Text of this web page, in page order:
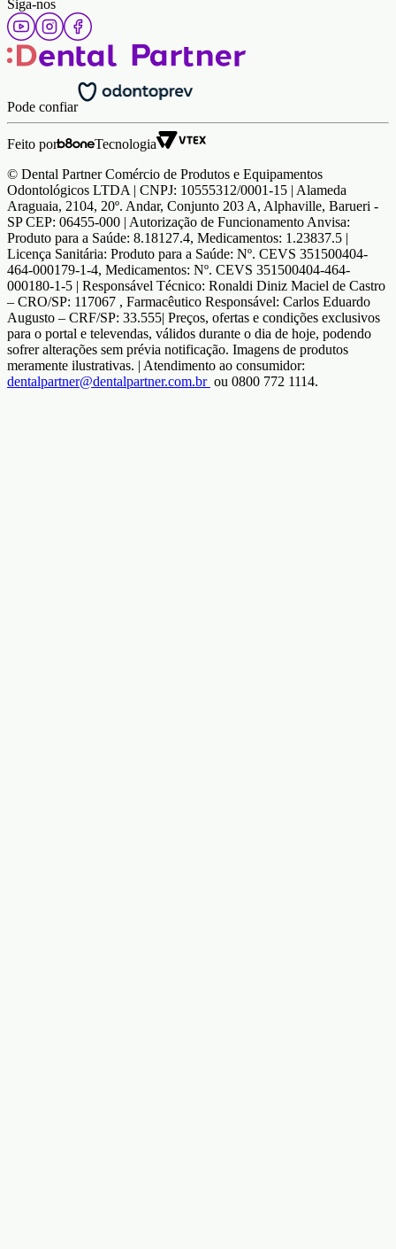
Siga-nos
Pode confiar
Feito por
Tecnologia
© Dental Partner Comércio de Produtos e Equipamentos
Odontológicos LTDA | CNPJ: 10555312/0001-15 | Alameda
Araguaia, 2104, 20º. Andar, Conjunto 203 A, Alphaville, Barueri -
SP CEP: 06455-000 | Autorização de Funcionamento Anvisa:
Produto para a Saúde: 8.18127.4, Medicamentos: 1.23837.5 |
Licença Sanitária: Produto para a Saúde: Nº. CEVS 351500404-
464-000179-1-4, Medicamentos: Nº. CEVS 351500404-464-
000180-1-5 | Responsável Técnico: Ronaldi Diniz Maciel de Castro
– CRO/SP: 117067 , Farmacêutico Responsável: Carlos Eduardo
Augusto – CRF/SP: 33.555| Preços, ofertas e condições exclusivos
para o portal e televendas, válidos durante o dia de hoje, podendo
sofrer alterações sem prévia notificação. Imagens de produtos
meramente ilustrativas. | Atendimento ao consumidor:
dentalpartner@dentalpartner.com.br ou 0800 772 1114.